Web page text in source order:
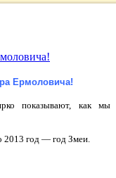
Ермоловича!
показывают, как мы
2013 год — год Змеи.